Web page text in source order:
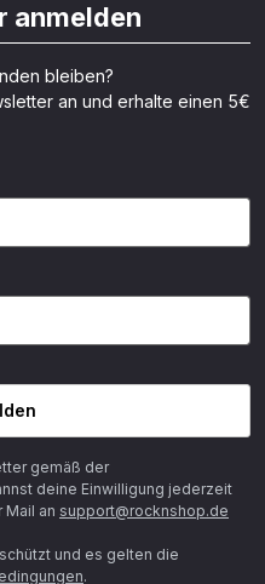
anmelden
bleiben?
an und erhalte einen 5€
gemäß der
deine Einwilligung jederzeit
Mail an support@rocknshop.de
und es gelten die
.